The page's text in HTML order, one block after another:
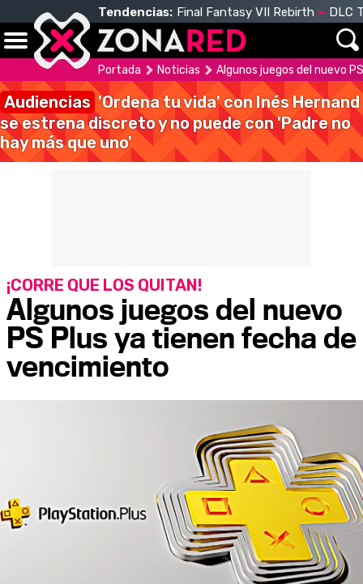
Tendencias: Final Fantasy VII Rebirth DLC
Portada Noticias Algunos juegos del nuevo
Audiencias 'Ordena tu vida' con Inés Hernand
se estrena discreto y no puede con 'Padre no
hay más que uno'
Algunos juegos del nuevo
PS Plus ya tienen fecha de
vencimiento
¡CORRE QUE LOS QUITAN!